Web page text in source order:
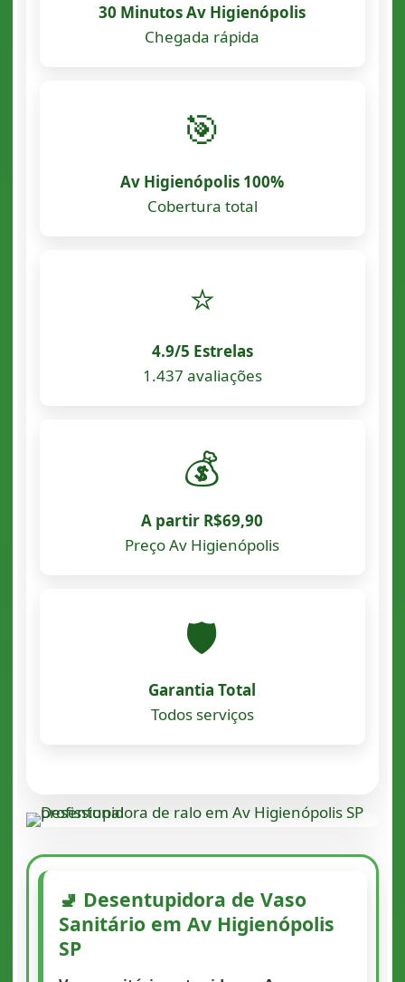
30 Minutos Av Higienópolis
Chegada rápida
🎯
Av Higienópolis 100%
Cobertura total
⭐
4.9/5 Estrelas
1.437 avaliações
💰
A partir R$69,90
Preço Av Higienópolis
🛡️
Garantia Total
Todos serviços
🚽 Desentupidora de Vaso
Sanitário em Av Higienópolis
SP